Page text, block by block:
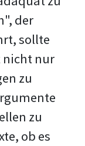
der
sollte
nicht nur
zu
zu
ob es